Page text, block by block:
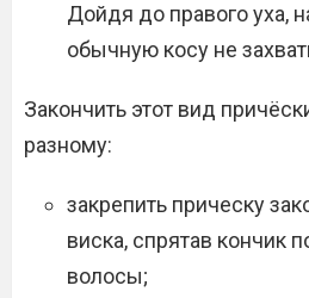
Дойдя до правого уха,
обычную косу не
Закончить этот вид
разному:
закрепить прическу
виска, спрятав кончик
волосы;